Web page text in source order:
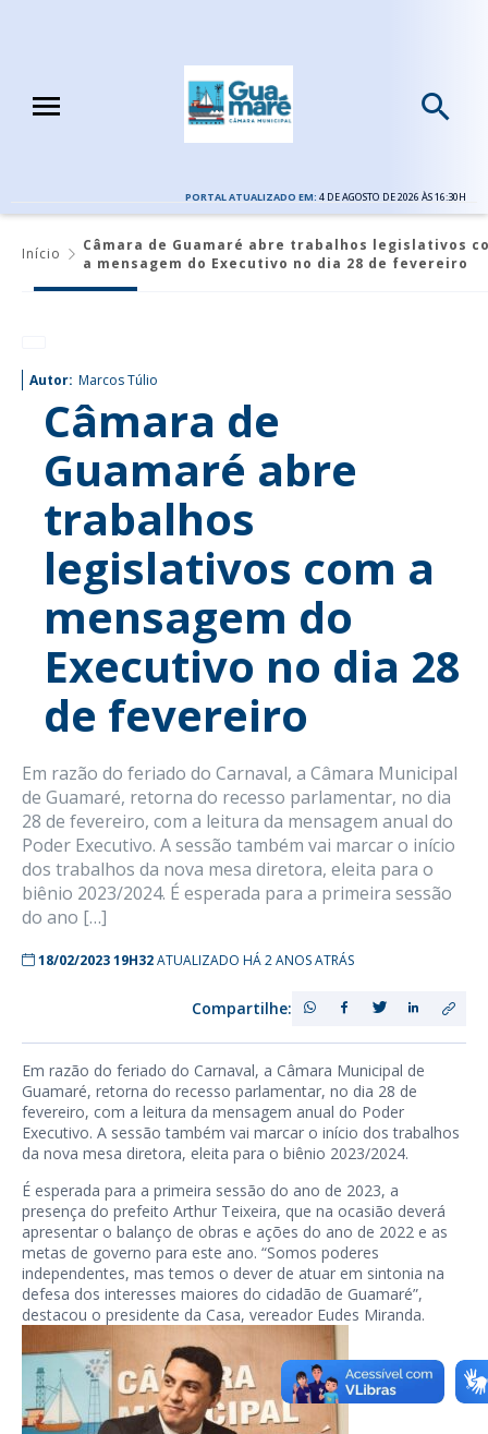
PORTAL ATUALIZADO EM: 4 DE AGOSTO DE 2026 ÀS 16:30H
Início
Câmara de Guamaré abre trabalhos legislativos
a mensagem do Executivo no dia 28 de fevereiro
Autor: Marcos Túlio
Câmara de
Guamaré abre
trabalhos
legislativos com a
mensagem do
Executivo no dia 28
de fevereiro
Em razão do feriado do Carnaval, a Câmara Municipal
de Guamaré, retorna do recesso parlamentar, no dia
28 de fevereiro, com a leitura da mensagem anual do
Poder Executivo. A sessão também vai marcar o início
dos trabalhos da nova mesa diretora, eleita para o
biênio 2023/2024. É esperada para a primeira sessão
do ano […]
18/02/2023 19H32ATUALIZADO HÁ 2 ANOS ATRÁS
Compartilhe:
Em razão do feriado do Carnaval, a Câmara Municipal de
Guamaré, retorna do recesso parlamentar, no dia 28 de
fevereiro, com a leitura da mensagem anual do Poder
Executivo. A sessão também vai marcar o início dos trabalhos
da nova mesa diretora, eleita para o biênio 2023/2024.
É esperada para a primeira sessão do ano de 2023, a
presença do prefeito Arthur Teixeira, que na ocasião deverá
apresentar o balanço de obras e ações do ano de 2022 e as
metas de governo para este ano. “Somos poderes
independentes, mas temos o dever de atuar em sintonia na
defesa dos interesses maiores do cidadão de Guamaré”,
destacou o presidente da Casa, vereador Eudes Miranda.